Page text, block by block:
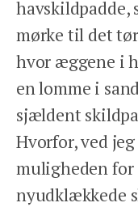
havskildpadde,
mørke til det
hvor æggene i
en lomme i
sjældent
Hvorfor, ved
muligheden for
nyudklækkede